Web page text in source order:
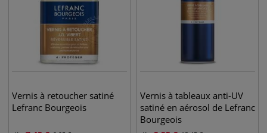
Vernis à retoucher satiné
Lefranc Bourgeois
Vernis à tableaux anti-UV
satiné en aérosol de Lefranc
Bourgeois